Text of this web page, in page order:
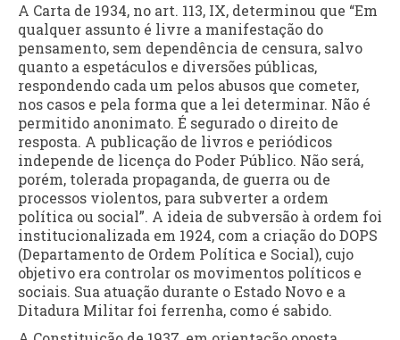
A Carta de 1934, no art. 113, IX, determinou que “Em
qualquer assunto é livre a manifestação do
pensamento, sem dependência de censura, salvo
quanto a espetáculos e diversões públicas,
respondendo cada um pelos abusos que cometer,
nos casos e pela forma que a lei determinar. Não é
permitido anonimato. É segurado o direito de
resposta. A publicação de livros e periódicos
independe de licença do Poder Público. Não será,
porém, tolerada propaganda, de guerra ou de
processos violentos, para subverter a ordem
política ou social”. A ideia de subversão à ordem foi
institucionalizada em 1924, com a criação do DOPS
(Departamento de Ordem Política e Social), cujo
objetivo era controlar os movimentos políticos e
sociais. Sua atuação durante o Estado Novo e a
Ditadura Militar foi ferrenha, como é sabido.